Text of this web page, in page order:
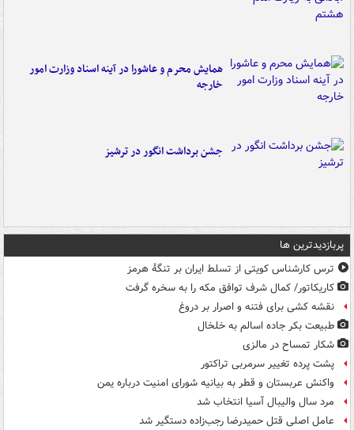
همایش محرم و عاشورا در آینه اسناد وزارت امور
خارجه
جشن برداشت انگور در ترشیز
پربازدیدترین ها
ترس کارشناس کویتی از تسلط ایران بر تنگۀ هرمز
کاریکاتور/ کمال شرف توافق مکه را به سخره گرفت
نقشه کشی برای فتنه و اصرار بر دروغ
طبیعت بکر جاده اسالم به خلخال
شکار تمساح در مالزی
پشت پرده تغییر سرمربی تراکتور
واکنش عربستان و قطر به بیانیه شورای امنیت درباره یمن
مرد سال والیبال آسیا انتخاب شد
عامل اصلی قتل حمیدرضا رجب‌زاده دستگیر شد